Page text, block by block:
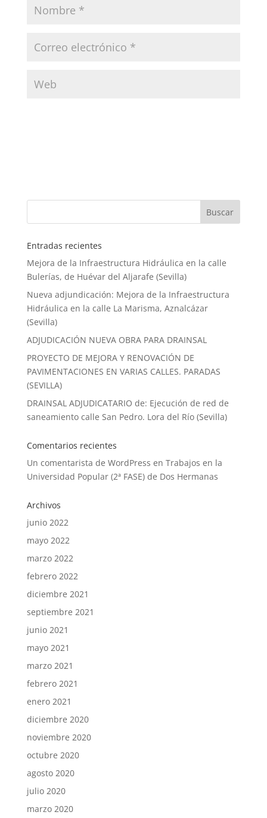
Entradas recientes
Mejora de la Infraestructura Hidráulica en la calle
Bulerías, de Huévar del Aljarafe (Sevilla)
Nueva adjundicación: Mejora de la Infraestructura
Hidráulica en la calle La Marisma, Aznalcázar
(Sevilla)
ADJUDICACIÓN NUEVA OBRA PARA DRAINSAL
PROYECTO DE MEJORA Y RENOVACIÓN DE
PAVIMENTACIONES EN VARIAS CALLES. PARADAS
(SEVILLA)
DRAINSAL ADJUDICATARIO de: Ejecución de red de
saneamiento calle San Pedro. Lora del Río (Sevilla)
Comentarios recientes
Un comentarista de WordPress en Trabajos en la
Universidad Popular (2ª FASE) de Dos Hermanas
Archivos
junio 2022
mayo 2022
marzo 2022
febrero 2022
diciembre 2021
septiembre 2021
junio 2021
mayo 2021
marzo 2021
febrero 2021
enero 2021
diciembre 2020
noviembre 2020
octubre 2020
agosto 2020
julio 2020
marzo 2020